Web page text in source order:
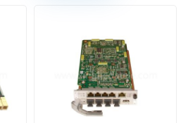
توفير كل هذه بأفضل الأسعار